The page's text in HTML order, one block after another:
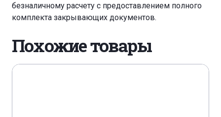
безналичному расчету с предоставлением полного
комплекта закрывающих документов.
Похожие товары